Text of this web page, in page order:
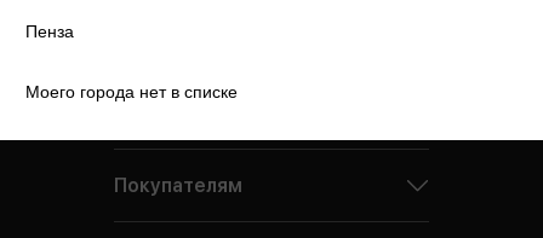
Пенза
Моего города нет в списке
Покупателям